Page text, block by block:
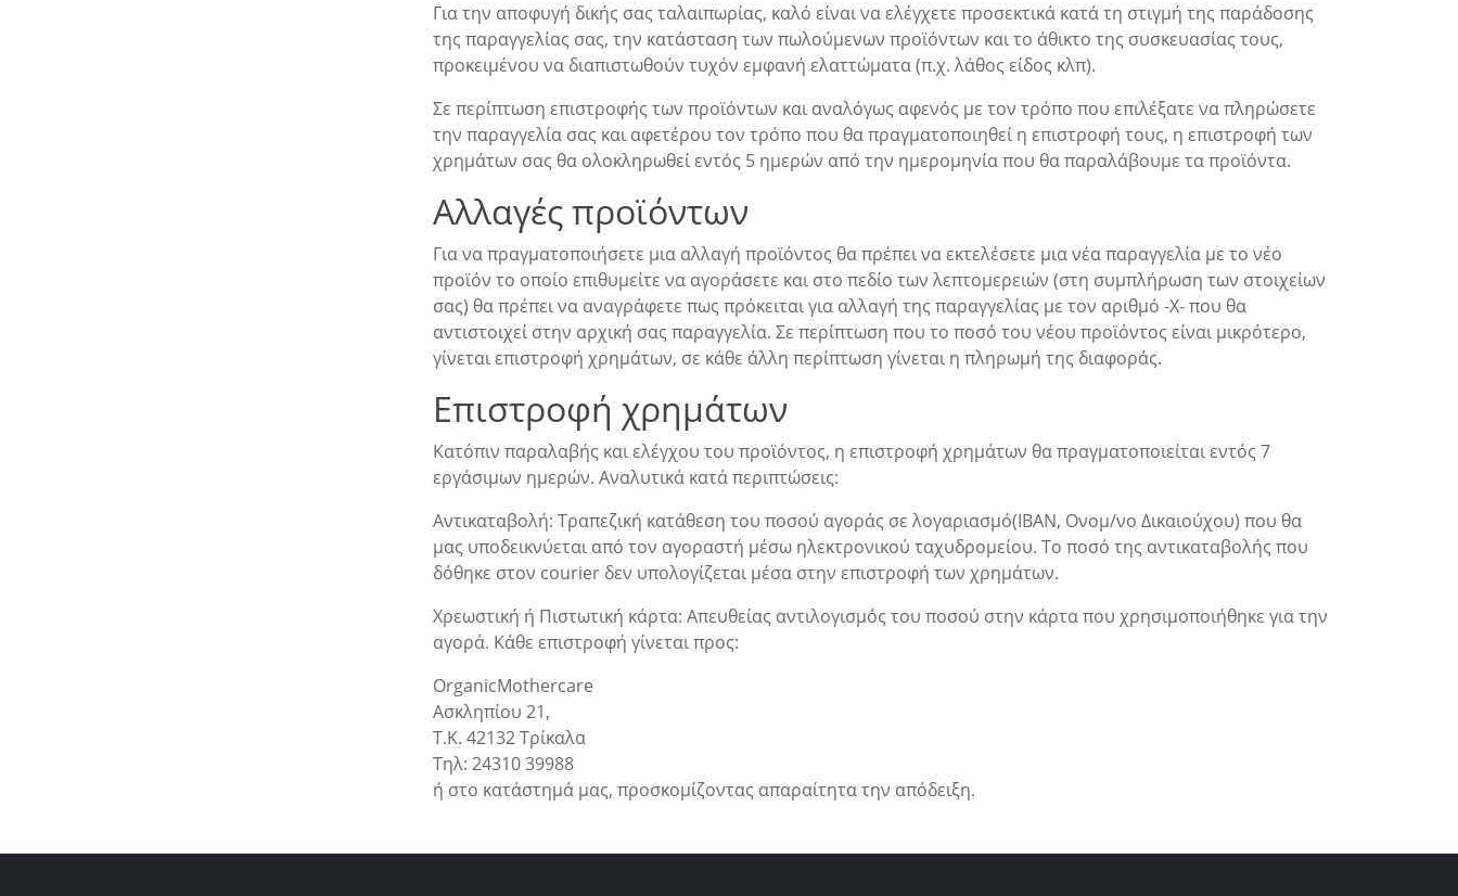
Για την αποφυγή δικής σας ταλαιπωρίας, καλό είναι να ελέγχετε προσεκτικά κατά τη στιγμή της παράδοσης
της παραγγελίας σας, την κατάσταση των πωλούμενων προϊόντων και το άθικτο της συσκευασίας τους,
προκειμένου να διαπιστωθούν τυχόν εμφανή ελαττώματα (π.χ. λάθος είδος κλπ).
Σε περίπτωση επιστροφής των προϊόντων και αναλόγως αφενός με τον τρόπο που επιλέξατε να πληρώσετε
την παραγγελία σας και αφετέρου τον τρόπο που θα πραγματοποιηθεί η επιστροφή τους, η επιστροφή των
χρημάτων σας θα ολοκληρωθεί εντός 5 ημερών από την ημερομηνία που θα παραλάβουμε τα προϊόντα.
Αλλαγές προϊόντων
Για να πραγματοποιήσετε μια αλλαγή προϊόντος θα πρέπει να εκτελέσετε μια νέα παραγγελία με το νέο
προϊόν το οποίο επιθυμείτε να αγοράσετε και στο πεδίο των λεπτομερειών (στη συμπλήρωση των στοιχείων
σας) θα πρέπει να αναγράφετε πως πρόκειται για αλλαγή της παραγγελίας με τον αριθμό -Χ- που θα
αντιστοιχεί στην αρχική σας παραγγελία. Σε περίπτωση που το ποσό του νέου προϊόντος είναι μικρότερο,
γίνεται επιστροφή χρημάτων, σε κάθε άλλη περίπτωση γίνεται η πληρωμή της διαφοράς.
Επιστροφή χρημάτων
Κατόπιν παραλαβής και ελέγχου του προϊόντος, η επιστροφή χρημάτων θα πραγματοποιείται εντός 7
εργάσιμων ημερών. Αναλυτικά κατά περιπτώσεις:
Αντικαταβολή: Τραπεζική κατάθεση του ποσού αγοράς σε λογαριασμό(ΙΒΑΝ, Ονομ/νο Δικαιούχου) που θα
μας υποδεικνύεται από τον αγοραστή μέσω ηλεκτρονικού ταχυδρομείου. Το ποσό της αντικαταβολής που
δόθηκε στον courier δεν υπολογίζεται μέσα στην επιστροφή των χρημάτων.
Χρεωστική ή Πιστωτική κάρτα: Απευθείας αντιλογισμός του ποσού στην κάρτα που χρησιμοποιήθηκε για την
αγορά. Κάθε επιστροφή γίνεται προς:
OrganicMothercare
Ασκληπίου 21,
T.K. 42132 Τρίκαλα
Τηλ: 24310 39988
ή στο κατάστημά μας, προσκομίζοντας απαραίτητα την απόδειξη.